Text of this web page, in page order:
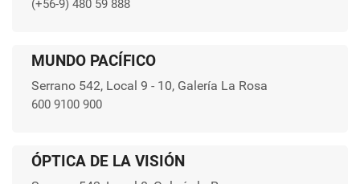
(+56-9) 480 59 888
MUNDO PACÍFICO
Serrano 542, Local 9 - 10, Galería La Rosa
600 9100 900
ÓPTICA DE LA VISIÓN